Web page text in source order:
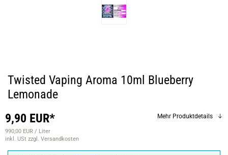
Twisted Vaping Aroma 10ml Blueberry
Lemonade
9,90 EUR*
990,00 EUR / Liter
inkl. USt zzgl. Versandkosten
Mehr Produktdetails